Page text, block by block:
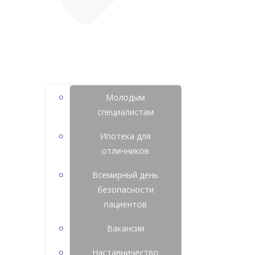
Молодым
специалистам
Ипотека для
отличников
Всемирный день
безопасности
пациентов
Вакансии
Наставничество